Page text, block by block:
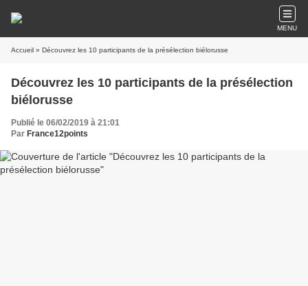
MENU
Accueil » Découvrez les 10 participants de la présélection biélorusse
Découvrez les 10 participants de la présélection
biélorusse
Publié le 06/02/2019 à 21:01
Par France12points